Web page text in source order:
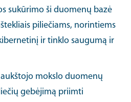
sukūrimo ši duomenų bazė
piliečiams, norintiems
ir tinklo saugumą ir
mokslo duomenų
gebėjimą priimti